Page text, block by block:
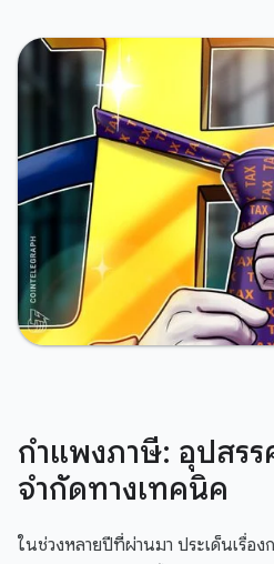
กำแพงภาษี: อุปสร
จำกัดทางเทคนิค
ในช่วงหลายปีที่ผ่านมา ประเด็นเรื่อง